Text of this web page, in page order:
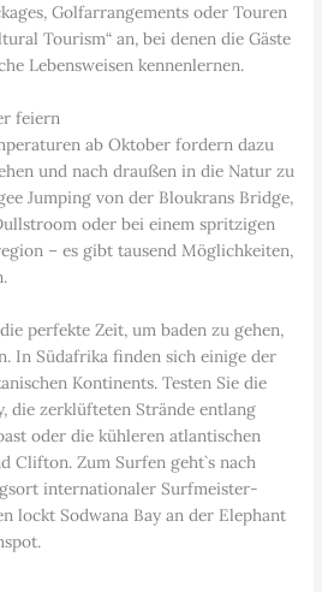
Golfarrangements oder Touren
Tourism“ an, bei denen die Gäste
Lebensweisen kennenlernen.
feiern
ab Oktober fordern dazu
und nach draußen in die Natur zu
Jumping von der Bloukrans Bridge,
oder bei einem spritzigen
– es gibt tausend Möglichkeiten,
perfekte Zeit, um baden zu gehen,
In Südafrika finden sich einige der
Kontinents. Testen Sie die
die zerklüfteten Strände entlang
oder die kühleren atlantischen
Clifton. Zum Surfen geht`s nach
internationaler Surfmeister-
lockt Sodwana Bay an der Elephant